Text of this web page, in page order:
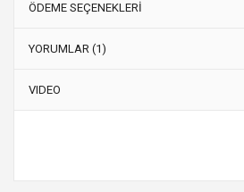
ÖDEME SEÇENEKLERİ
YORUMLAR (1)
VIDEO